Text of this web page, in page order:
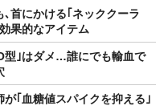
首にかける｢ネッククーラ
果的なアイテム
｣はダメ…誰にでも輸血で
｢血糖値スパイクを抑える｣